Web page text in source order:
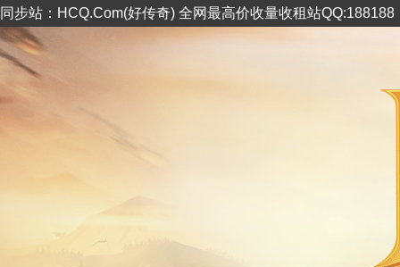
同步站：HCQ.Com(好传奇) 全网最高价收量收租站